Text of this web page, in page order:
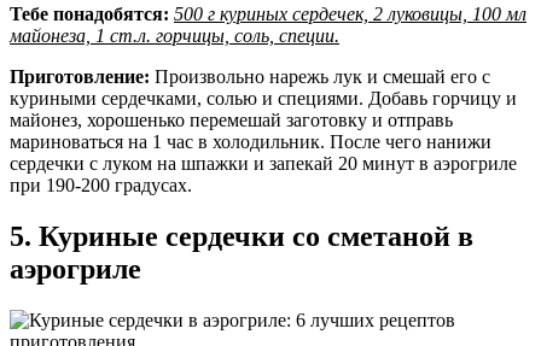
Тебе понадобятся: 500 г куриных сердечек, 2 луковицы, 100 мл
майонеза, 1 ст.л. горчицы, соль, специи.
Приготовление: Произвольно нарежь лук и смешай его с
куриными сердечками, солью и специями. Добавь горчицу и
майонез, хорошенько перемешай заготовку и отправь
мариноваться на 1 час в холодильник. После чего нанижи
сердечки с луком на шпажки и запекай 20 минут в аэрогриле
при 190-200 градусах.
5. Куриные сердечки со сметаной в
аэрогриле